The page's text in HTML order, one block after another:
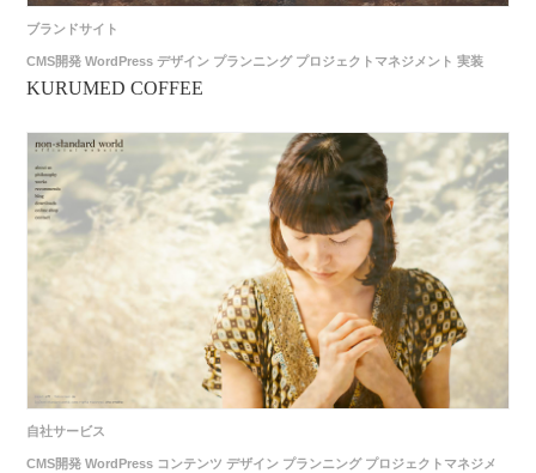
ブランドサイト
CMS開発 WordPress デザイン プランニング プロジェクトマネジメント 実装
KURUMED COFFEE
自社サービス
CMS開発 WordPress コンテンツ デザイン プランニング プロジェクトマネジメ